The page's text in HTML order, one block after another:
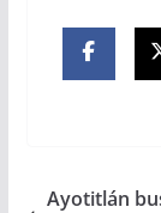
Ayotitlán